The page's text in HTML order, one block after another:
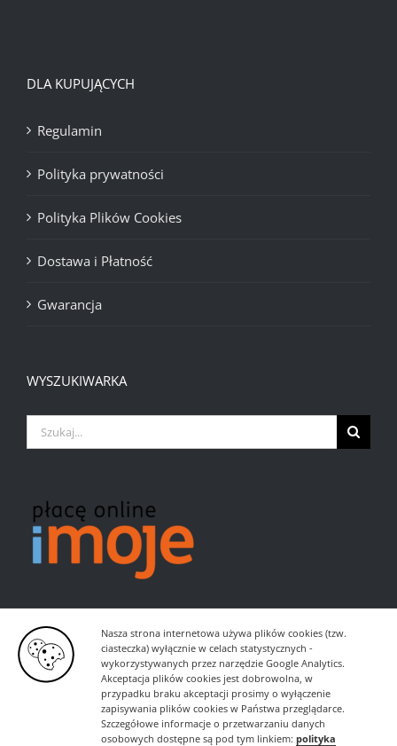
Nasza strona internetowa używa plików cookies (tzw.
ciasteczka) wyłącznie w celach statystycznych -
wykorzystywanych przez narzędzie Google Analytics.
Akceptacja plików cookies jest dobrowolna, w
przypadku braku akceptacji prosimy o wyłączenie
zapisywania plików cookies w Państwa przeglądarce.
Szczegółowe informacje o przetwarzaniu danych
osobowych dostępne są pod tym linkiem: polityka
DLA KUPUJĄCYCH
Regulamin
Polityka prywatności
Polityka Plików Cookies
Dostawa i Płatność
Gwarancja
WYSZUKIWARKA
Szukaj